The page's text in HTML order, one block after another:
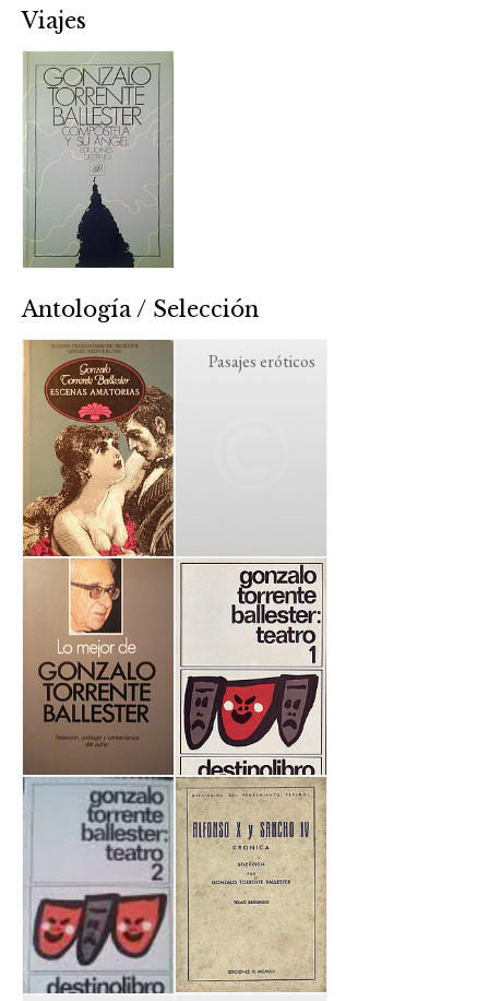
Viajes
Antología / Selección
Pasajes eróticos